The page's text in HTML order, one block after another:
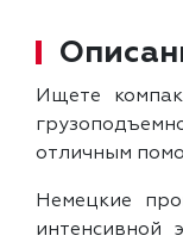
Ищете
отличным
Немецкие
интенсивной